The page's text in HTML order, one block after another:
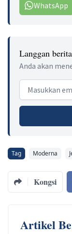
WhatsApp
Langgan
Anda akan
Email address
Tag Moderna
Kongsi
Artikel